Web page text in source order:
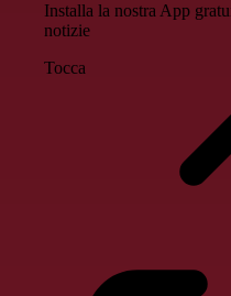
Installa la nostra App
notizie
Tocca